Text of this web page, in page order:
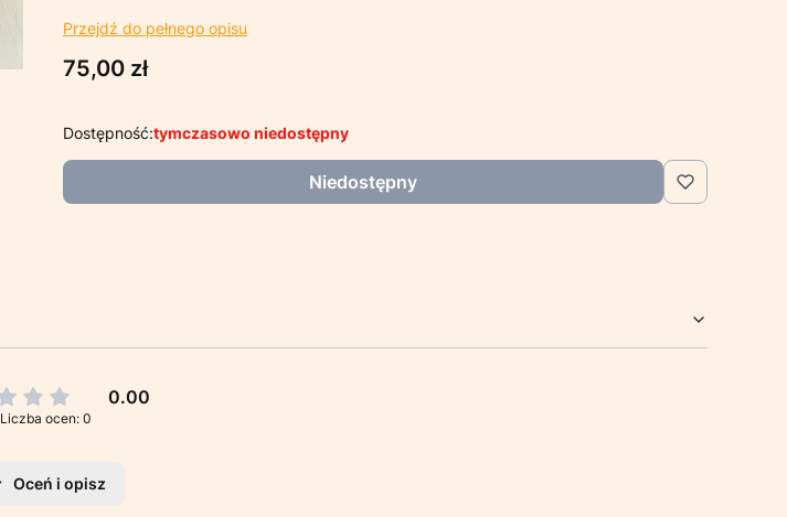
Przejdź do pełnego opisu
Cena
75,00 zł
Dostępność:tymczasowo niedostępny
Niedostępny
0.00
Liczba ocen: 0
Oceń i opisz